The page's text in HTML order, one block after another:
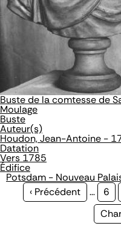
Buste de la comtesse de
Moulage
Buste
Auteur(s)
Houdon, Jean-Antoine -
Datation
Vers 1785
Édifice
Potsdam - Nouveau
Page
‹ Précédent … 6
Page